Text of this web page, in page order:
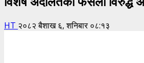
HT २०८२ बैशाख ६, शनिबार ०८:१३